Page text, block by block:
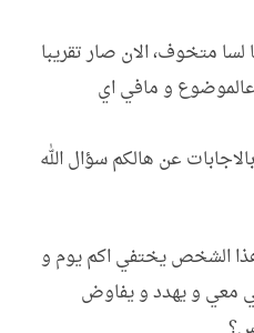
الان صار تقريبا
مافي اي
هالكم سؤال الله
اكم يوم و
و يفاوض